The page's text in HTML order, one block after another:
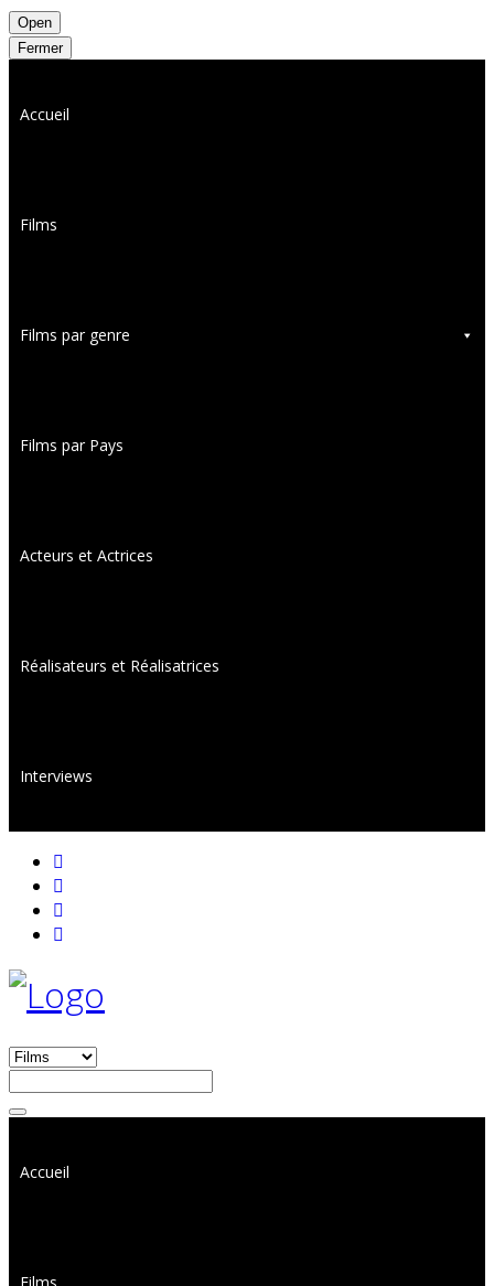
Open
Fermer
Accueil
Films
Films par genre
Films par Pays
Acteurs et Actrices
Réalisateurs et Réalisatrices
Interviews
Accueil